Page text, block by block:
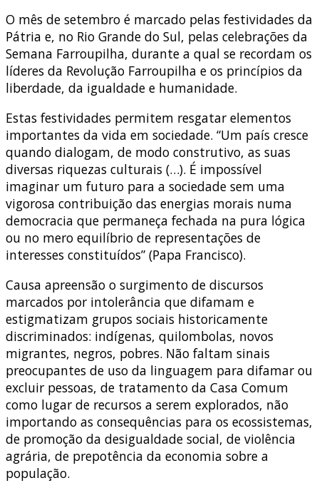
O mês de setembro é marcado pelas festividades da
Pátria e, no Rio Grande do Sul, pelas celebrações da
Semana Farroupilha, durante a qual se recordam os
líderes da Revolução Farroupilha e os princípios da
liberdade, da igualdade e humanidade.
Estas festividades permitem resgatar elementos
importantes da vida em sociedade. “Um país cresce
quando dialogam, de modo construtivo, as suas
diversas riquezas culturais (…). É impossível
imaginar um futuro para a sociedade sem uma
vigorosa contribuição das energias morais numa
democracia que permaneça fechada na pura lógica
ou no mero equilíbrio de representações de
interesses constituídos” (Papa Francisco).
Causa apreensão o surgimento de discursos
marcados por intolerância que difamam e
estigmatizam grupos sociais historicamente
discriminados: indígenas, quilombolas, novos
migrantes, negros, pobres. Não faltam sinais
preocupantes de uso da linguagem para difamar ou
excluir pessoas, de tratamento da Casa Comum
como lugar de recursos a serem explorados, não
importando as consequências para os ecossistemas,
de promoção da desigualdade social, de violência
agrária, de prepotência da economia sobre a
população.